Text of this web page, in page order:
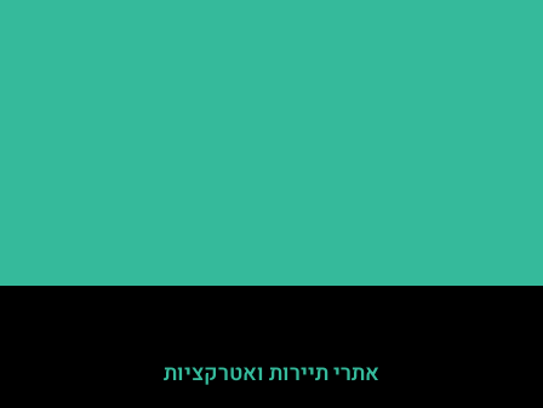
אתרי תיירות ואטרקציות